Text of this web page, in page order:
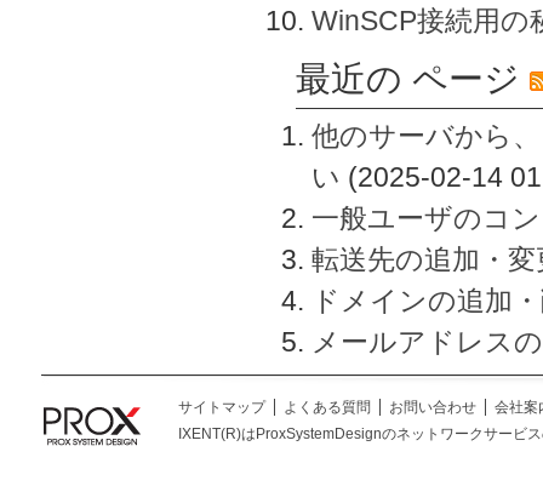
WinSCP接続用の
最近の ページ
他のサーバから
い (2025-02-14
一般ユーザのコ
転送先の追加・
ドメインの追加
メールアドレス
サイトマップ よくある質問 お問い合わせ
会社案
IXENT(R)はProxSystemDesignのネットワークサービ